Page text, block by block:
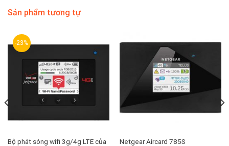
Sản phẩm tương tự
-23%
Bộ phát sóng wifi 3g/4g LTE của
Netgear Aircard 785S